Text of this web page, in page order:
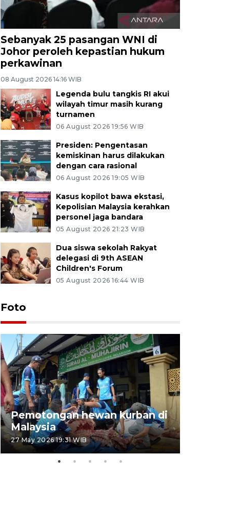
Sebanyak 25 pasangan WNI di
Johor peroleh kepastian hukum
perkawinan
08 August 2026 14:16 WIB
Legenda bulu tangkis RI akui
wilayah timur masih kurang
turnamen
06 August 2026 19:56 WIB
Presiden: Pengentasan
kemiskinan harus dilakukan
dengan cara rasional
06 August 2026 19:05 WIB
Kasus kopilot bawa ekstasi,
Kepolisian Malaysia kerahkan
personel jaga bandara
05 August 2026 21:23 WIB
Dua siswa sekolah Rakyat
delegasi di 9th ASEAN
Children's Forum
05 August 2026 16:44 WIB
Foto
Pemotongan hewan kurban di
Malaysia
27 May 2026 19:31 WIB